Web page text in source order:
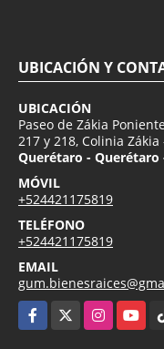
UBICACIÓN Y
UBICACIÓN
Paseo de Zákia
217 y 218, Colinia
Querétaro - Querétaro
MÓVIL
+524421175819
TELÉFONO
+524421175819
EMAIL
Facebook
Instagram